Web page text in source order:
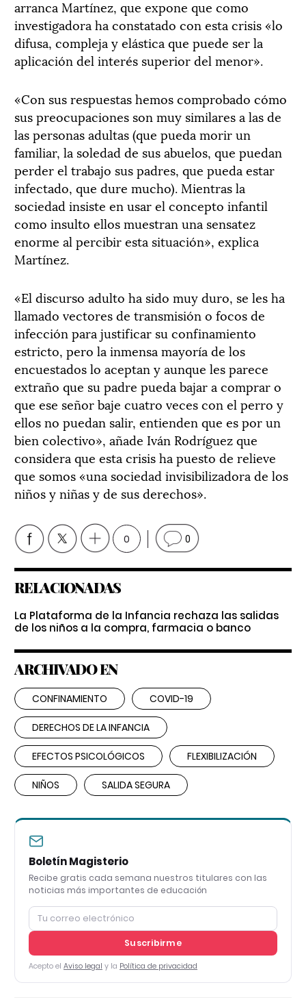
arranca Martínez, que expone que como
investigadora ha constatado con esta crisis «lo
difusa, compleja y elástica que puede ser la
aplicación del interés superior del menor».
«Con sus respuestas hemos comprobado cómo
sus preocupaciones son muy similares a las de
las personas adultas (que pueda morir un
familiar, la soledad de sus abuelos, que puedan
perder el trabajo sus padres, que pueda estar
infectado, que dure mucho). Mientras la
sociedad insiste en usar el concepto infantil
como insulto ellos muestran una sensatez
enorme al percibir esta situación», explica
Martínez.
«El discurso adulto ha sido muy duro, se les ha
llamado vectores de transmisión o focos de
infección para justificar su confinamiento
estricto, pero la inmensa mayoría de los
encuestados lo aceptan y aunque les parece
extraño que su padre pueda bajar a comprar o
que ese señor baje cuatro veces con el perro y
ellos no puedan salir, entienden que es por un
bien colectivo», añade Iván Rodríguez que
considera que esta crisis ha puesto de relieve
que somos «una sociedad invisibilizadora de los
niños y niñas y de sus derechos».
0 0
RELACIONADAS
La Plataforma de la Infancia rechaza las salidas
de los niños a la compra, farmacia o banco
ARCHIVADO EN
CONFINAMIENTO COVID-19
DERECHOS DE LA INFANCIA
EFECTOS PSICOLÓGICOS FLEXIBILIZACIÓN
NIÑOS SALIDA SEGURA
Boletín Magisterio
Recibe gratis cada semana nuestros titulares con las
noticias más importantes de educación
Suscribirme
Acepto el Aviso legal y la Política de privacidad